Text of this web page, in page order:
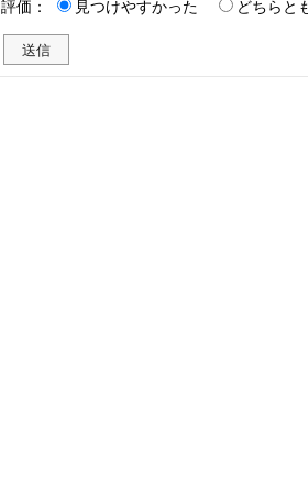
評価：
見つけやすかった どちらと